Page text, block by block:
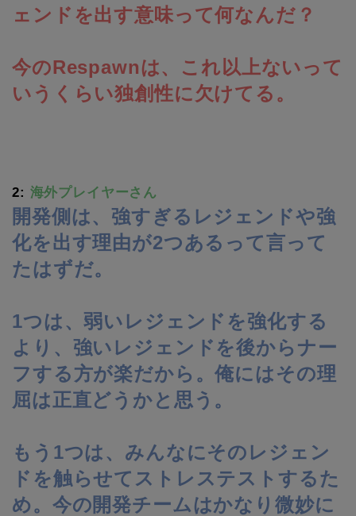
ェンドを出す意味って何なんだ？
今のRespawnは、これ以上ないって
いうくらい独創性に欠けてる。
2: 海外プレイヤーさん
開発側は、強すぎるレジェンドや強
化を出す理由が2つあるって言って
たはずだ。
1つは、弱いレジェンドを強化する
より、強いレジェンドを後からナー
フする方が楽だから。俺にはその理
屈は正直どうかと思う。
もう1つは、みんなにそのレジェン
ドを触らせてストレステストするた
め。今の開発チームはかなり微妙に